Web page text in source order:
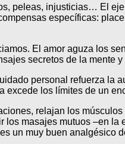
peleas, injusticias… El
específicas:
El amor aguza los
secretos de la mente y
personal refuerza la
excede los límites de un
relajan los
masajes mutuos –en
un muy buen analgésico